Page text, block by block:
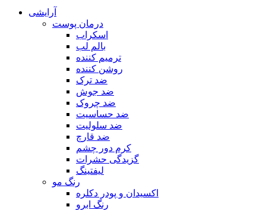
آرایشی
درمان پوست
اسکراب
بالم لب
ترمیم کننده
روشن کننده
ضد ترک
ضد جوش
ضد چروک
ضد حساسیت
ضد سلولیت
ضد قارچ
کرم دور چشم
گزیدگی حشرات
لیفتینگ
رنگ مو
اکسیدان و پودر دکلره
رنگ ابرو